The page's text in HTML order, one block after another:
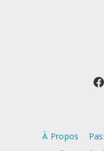
À Propos